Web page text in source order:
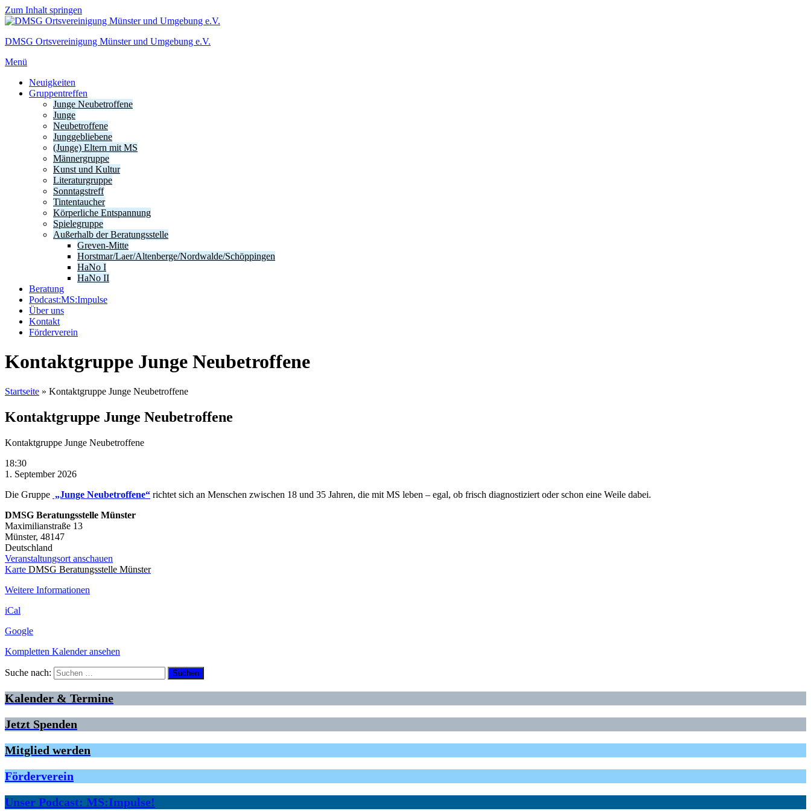
Zum Inhalt springen
DMSG Ortsvereinigung Münster und Umgebung e.V.
Menü
Neuigkeiten
Gruppentreffen
Junge Neubetroffene
Junge
Neubetroffene
Junggebliebene
(Junge) Eltern mit MS
Männergruppe
Kunst und Kultur
Literaturgruppe
Sonntagstreff
Tintentaucher
Körperliche Entspannung
Spielegruppe
Außerhalb der Beratungsstelle
Greven-Mitte
Horstmar/Laer/Altenberge/Nordwalde/Schöppingen
HaNo I
HaNo II
Beratung
Podcast:MS:Impulse
Über uns
Kontakt
Förderverein
Kontaktgruppe Junge Neubetroffene
Startseite » Kontaktgruppe Junge Neubetroffene
Kontaktgruppe Junge Neubetroffene
Kontaktgruppe Junge Neubetroffene
18:30
1. September 2026
Die Gruppe „Junge Neubetroffene“ richtet sich an Menschen zwischen 18 und 35 Jahren, die mit MS leben – egal, ob frisch diagnostiziert oder schon eine Weile dabei.
DMSG Beratungsstelle Münster
Maximilianstraße 13
Münster, 48147
Deutschland
Veranstaltungsort anschauen
Karte DMSG Beratungsstelle Münster
Weitere Informationen
iCal
Google
Kompletten Kalender ansehen
Suche nach:
Kalender & Termine
Jetzt Spenden
Mitglied werden
Förderverein
Unser Podcast: MS:Impulse!